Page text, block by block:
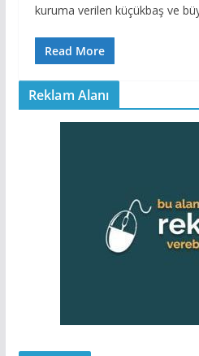
kuruma verilen küçükbaş ve
Read More
Reklam Alanı